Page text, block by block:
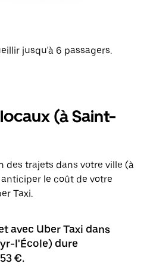
jusqu'à 6 passagers.
(à Saint-
des trajets dans votre ville (à
le coût de votre
Taxi.
avec Uber Taxi dans
l'École) dure
€.